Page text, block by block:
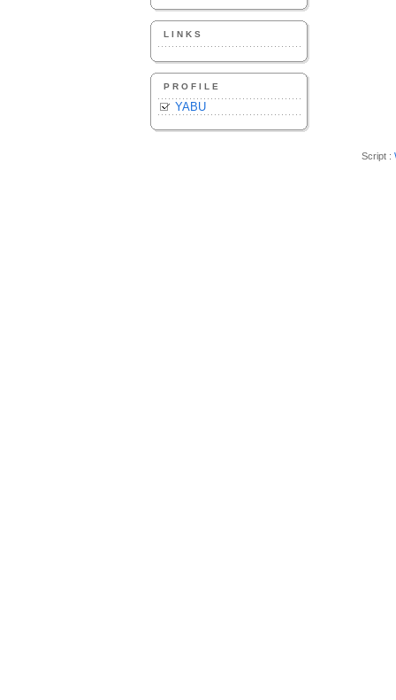
LINKS
PROFILE
YABU
Script :